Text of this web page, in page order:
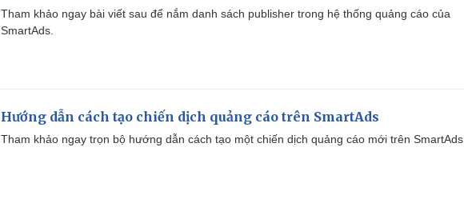
Tham khảo ngay bài viết sau để nắm danh sách publisher trong hệ thống quảng cáo của
SmartAds.
Hướng dẫn cách tạo chiến dịch quảng cáo trên SmartAds
Tham khảo ngay trọn bộ hướng dẫn cách tạo một chiến dịch quảng cáo mới trên SmartAds.